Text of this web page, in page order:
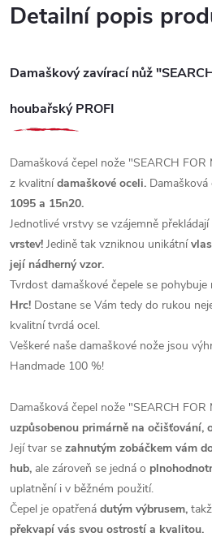
Detailní popis
Damaškový zavírací nůž
houbařský PROFI
Damašková čepel nože "SEARCH
z kvalitnídamaškové oceli.
1095 a 15n20.
Jednotlivé vrstvy se vzájemně
vrstev! Jedině tak vzniknou unikátní
její nádherný vzor.
Tvrdost damaškové čepele se
Hrc! Dostane se Vám tedy do rukou
kvalitní tvrdá ocel.
Veškeré naše damaškové nože jsou
Handmade 100 %!
Damašková čepel nože "SEARCH
uzpůsobenou primárně na očišťování,
Její tvar se zahnutým zobáčkem vám
hub, ale zároveň se jedná o
uplatnění i v běžném použití.
Čepel je opatřená dutým výbrusem,
překvapí vás svou ostrostí a kvalitou.